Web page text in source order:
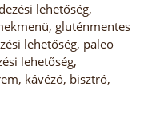
lehetőség,
gluténmentes
lehetőség, paleo
lehetőség,
kávézó, bisztró,